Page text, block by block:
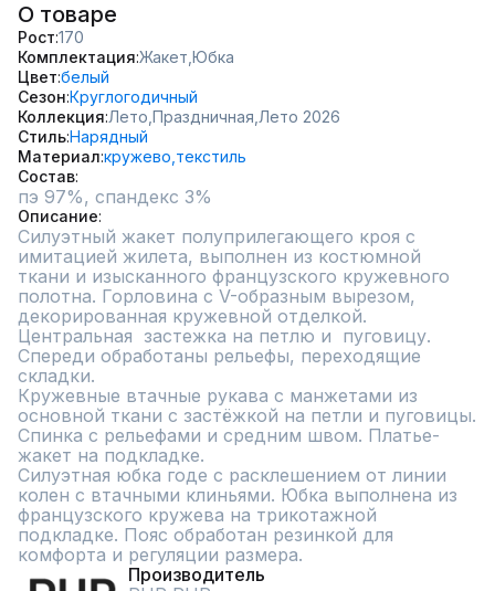
О товаре
Рост 170
Комплектация Жакет, Юбка
Цвет белый
Сезон Круглогодичный
Коллекция Лето, Праздничная, Лето 2026
СтильНарядный
Материал кружево, текстиль
Состав
пэ 97%, спандекс 3%
Описание
Силуэтный жакет полуприлегающего кроя с
имитацией жилета, выполнен из костюмной
ткани и изысканного французского кружевного
полотна. Горловина с V-образным вырезом,
декорированная кружевной отделкой.
Центральная  застежка на петлю и  пуговицу.
Спереди обработаны рельефы, переходящие
складки.
Кружевные втачные рукава с манжетами из
основной ткани с застёжкой на петли и пуговицы.
Спинка с рельефами и средним швом. Платье-
жакет на подкладке.
Силуэтная юбка годе с расклешением от линии
колен с втачными клиньями. Юбка выполнена из
французского кружева на трикотажной
подкладке. Пояс обработан резинкой для
комфорта и регуляции размера.
Производитель